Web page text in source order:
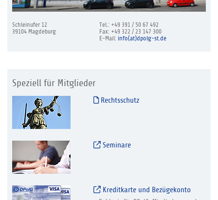
Schleinufer 12
39104 Magdeburg
Tel.: +49 391 / 50 67 492
Fax: +49 322 / 23 147 300
E-Mail: info(at)dpolg-st.de
Speziell für Mitglieder
Rechtsschutz
Seminare
Kreditkarte und Bezügekonto